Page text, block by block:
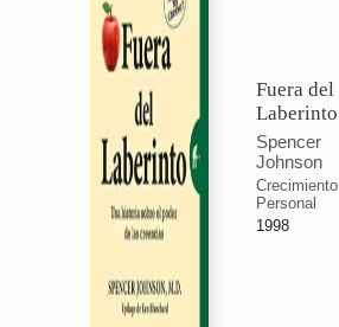
Fuera del
Laberinto
Spencer
Johnson
Crecimiento
Personal
1998